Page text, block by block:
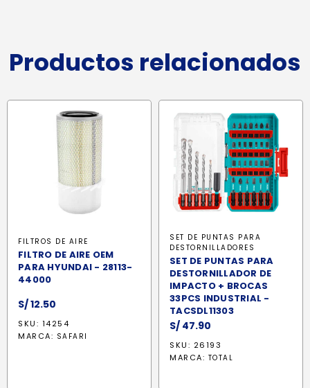
Productos relacionados
FILTROS DE AIRE
FILTRO DE AIRE OEM
PARA HYUNDAI - 28113-
44000
S/12.50
SKU: 14254
MARCA: SAFARI
SET DE PUNTAS PARA
DESTORNILLADORES
SET DE PUNTAS PARA
DESTORNILLADOR DE
IMPACTO + BROCAS
33PCS INDUSTRIAL -
TACSDL11303
S/ 47.90
SKU: 26193
MARCA: TOTAL